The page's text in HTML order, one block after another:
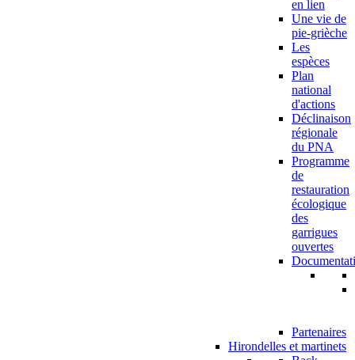
en lien
Une vie de
pie-grièche
Les
espèces
Plan
national
d'actions
Déclinaison
régionale
du PNA
Programme
de
restauration
écologique
des
garrigues
ouvertes
Partenaires
Hirondelles et martinets